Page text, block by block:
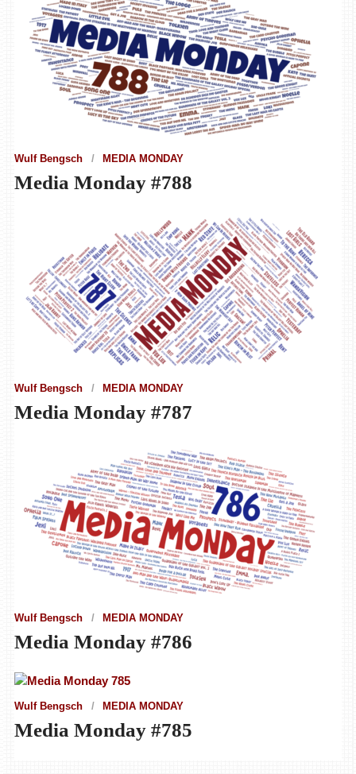
Wulf Bengsch MEDIA MONDAY
Media Monday #788
Wulf Bengsch MEDIA MONDAY
Media Monday #787
Wulf Bengsch MEDIA MONDAY
Media Monday #786
Wulf Bengsch MEDIA MONDAY
Media Monday #785